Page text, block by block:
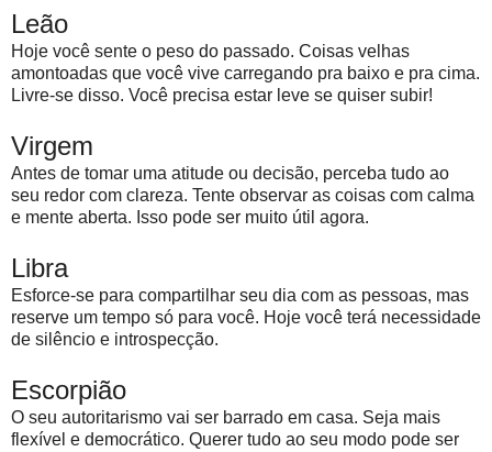
Leão
Hoje você sente o peso do passado. Coisas velhas
amontoadas que você vive carregando pra baixo e pra cima.
Livre-se disso. Você precisa estar leve se quiser subir!
Virgem
Antes de tomar uma atitude ou decisão, perceba tudo ao
seu redor com clareza. Tente observar as coisas com calma
e mente aberta. Isso pode ser muito útil agora.
Libra
Esforce-se para compartilhar seu dia com as pessoas, mas
reserve um tempo só para você. Hoje você terá necessidade
de silêncio e introspecção.
Escorpião
O seu autoritarismo vai ser barrado em casa. Seja mais
flexível e democrático. Querer tudo ao seu modo pode ser